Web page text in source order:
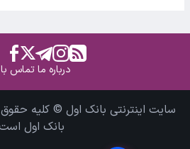
درباره ماتماس
سایت اینترنتی بانک اول © کلیه
بانک اول